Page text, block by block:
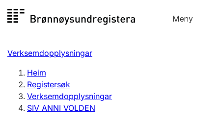
til
Meny
Registersøk
Aksjeselskap
Enkeltpersonføretak
Registrere, endre, slette
Verksemdopplysningar
Heim
Registersøk
Verksemdopplysningar
SIV ANNI VOLDEN